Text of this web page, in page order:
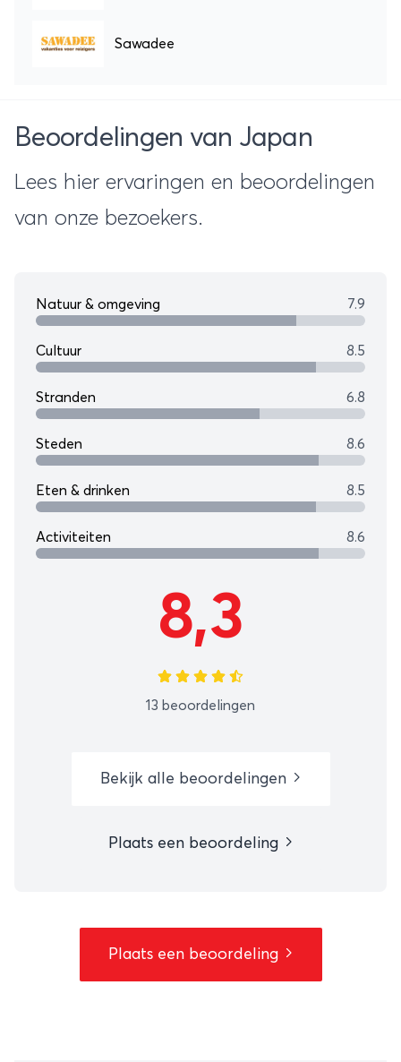
Sawadee
Beoordelingen van Japan
Lees hier ervaringen en beoordelingen
van onze bezoekers.
Natuur & omgeving 7.9
Cultuur 8.5
Stranden 6.8
Steden 8.6
Eten & drinken 8.5
Activiteiten 8.6
8,3
13 beoordelingen
Bekijk alle beoordelingen
Plaats een beoordeling
Plaats een beoordeling